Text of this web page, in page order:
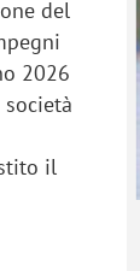
del
2026
il